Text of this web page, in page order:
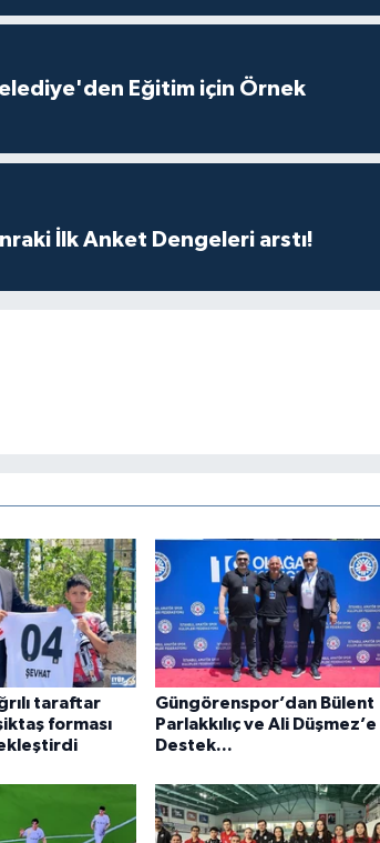
Eğitim için Örnek
İlk Anket Dengeleri arstı!
taraftar
forması
Güngörenspor’dan Bülent
Parlakkılıç ve Ali Düşmez’e
Destek...